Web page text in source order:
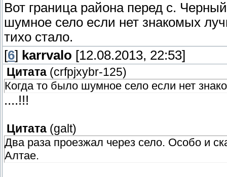
Вот граница района перед с.
шумное село если нет знакомых
тихо стало.
[6] karrvalo [12.08.2013, 22:53]
Цитата (crfpjxybr-125)
Когда то было шумное село если нет
....!!!
Цитата (galt)
Два раза проезжал через село. Особо и
Алтае.